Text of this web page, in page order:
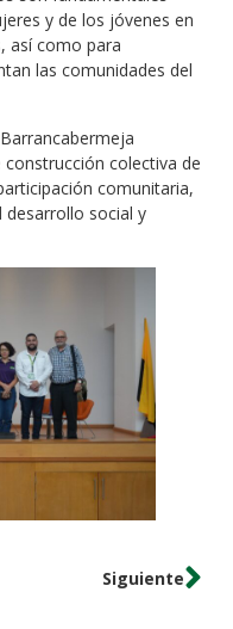
y de los jóvenes en
así como para
las comunidades del
colectiva de
comunitaria,
social y
Siguiente